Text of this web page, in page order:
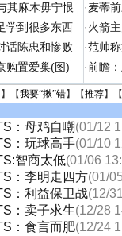
其麻木毋宁恨
学到很多东西
话陈忠和惨败
购置爱巢(图)
·麦蒂
·火箭
·范帅
·前瞻
】【我要“揪”错】【推荐】
：母鸡自嘲(01/12
：玩球高手(01/10
智商太低(01/06
：李明走四方(01/
：利益保卫战(12/
：卖子求生(12/28
：食言而肥(12/24